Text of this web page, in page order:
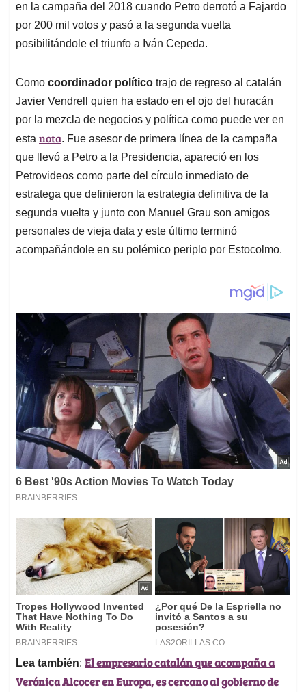
en la campaña del 2018 cuando Petro derrotó a Fajardo
por 200 mil votos y pasó a la segunda vuelta
posibilitándole el triunfo a Iván Cepeda.
Como coordinador político trajo de regreso al catalán
Javier Vendrell quien ha estado en el ojo del huracán
por la mezcla de negocios y política como puede ver en
esta nota. Fue asesor de primera línea de la campaña
que llevó a Petro a la Presidencia, apareció en los
Petrovideos como parte del círculo inmediato de
estratega que definieron la estrategia definitiva de la
segunda vuelta y junto con Manuel Grau son amigos
personales de vieja data y este último terminó
acompañándole en su polémico periplo por Estocolmo.
Lea también: El empresario catalán que acompaña a
Verónica Alcocer en Europa, es cercano al gobierno de